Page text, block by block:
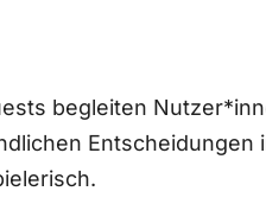
begleiten
Entscheidungen